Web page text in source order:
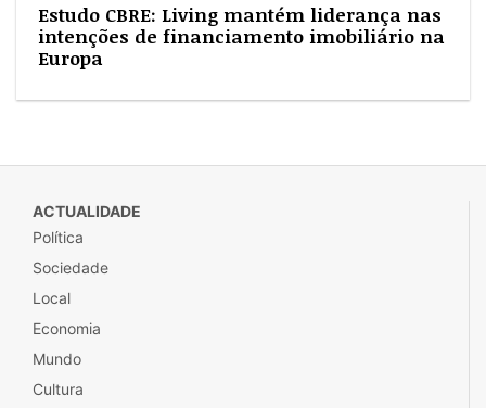
Estudo CBRE: Living mantém liderança nas
intenções de financiamento imobiliário na
Europa
ACTUALIDADE
Política
Sociedade
Local
Economia
Mundo
Cultura